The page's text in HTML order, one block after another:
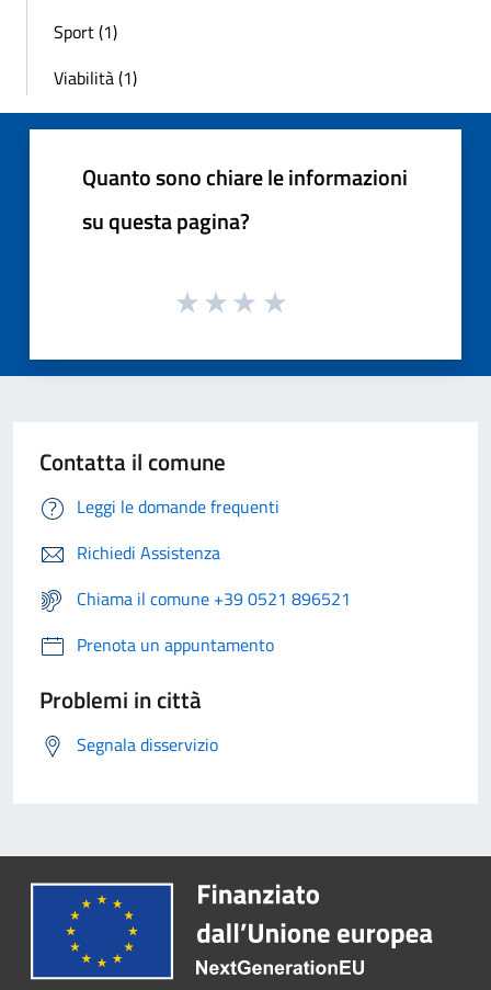
Sport (1)
Viabilità (1)
Quanto sono chiare le informazioni
su questa pagina?
Contatta il comune
Leggi le domande frequenti
Richiedi Assistenza
Chiama il comune +39 0521 896521
Prenota un appuntamento
Problemi in città
Segnala disservizio